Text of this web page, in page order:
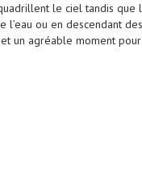
le ciel tandis
ou en descendant
un agréable moment